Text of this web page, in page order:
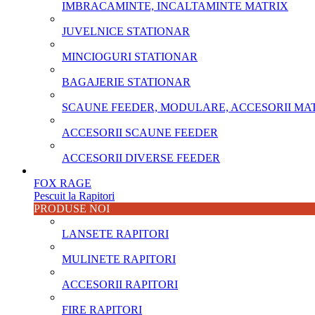
IMBRACAMINTE, INCALTAMINTE MATRIX
JUVELNICE STATIONAR
MINCIOGURI STATIONAR
BAGAJERIE STATIONAR
SCAUNE FEEDER, MODULARE, ACCESORII
ACCESORII SCAUNE FEEDER
ACCESORII DIVERSE FEEDER
FOX RAGE
Pescuit la Rapitori
PRODUSE NOI
LANSETE RAPITORI
MULINETE RAPITORI
ACCESORII RAPITORI
FIRE RAPITORI